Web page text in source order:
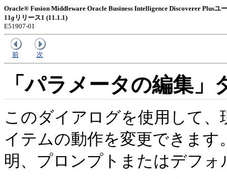
Oracle® Fusion Middleware Oracle Business Intelligence Discoverer Plusユ
11g リリース1 (11.1.1)
E51907-01
前 次
「パラメータの編集」
このダイアログを使用して
イテムの動作を変更できま
明、プロンプトまたはデフ